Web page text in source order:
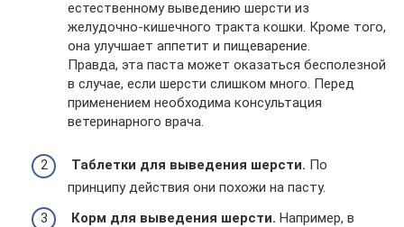
естественному выведению шерсти из
желудочно-кишечного тракта кошки. Кроме того,
она улучшает аппетит и пищеварение.
Правда, эта паста может оказаться бесполезной
в случае, если шерсти слишком много. Перед
применением необходима консультация
ветеринарного врача.
Таблетки для выведения шерсти. По
принципу действия они похожи на пасту.
Корм для выведения шерсти. Например, в